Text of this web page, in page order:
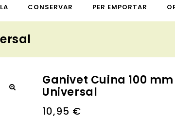
CONSERVAR PER EMPORTAR
Ganivet Cuina 100 mm
Universal
10,95 €